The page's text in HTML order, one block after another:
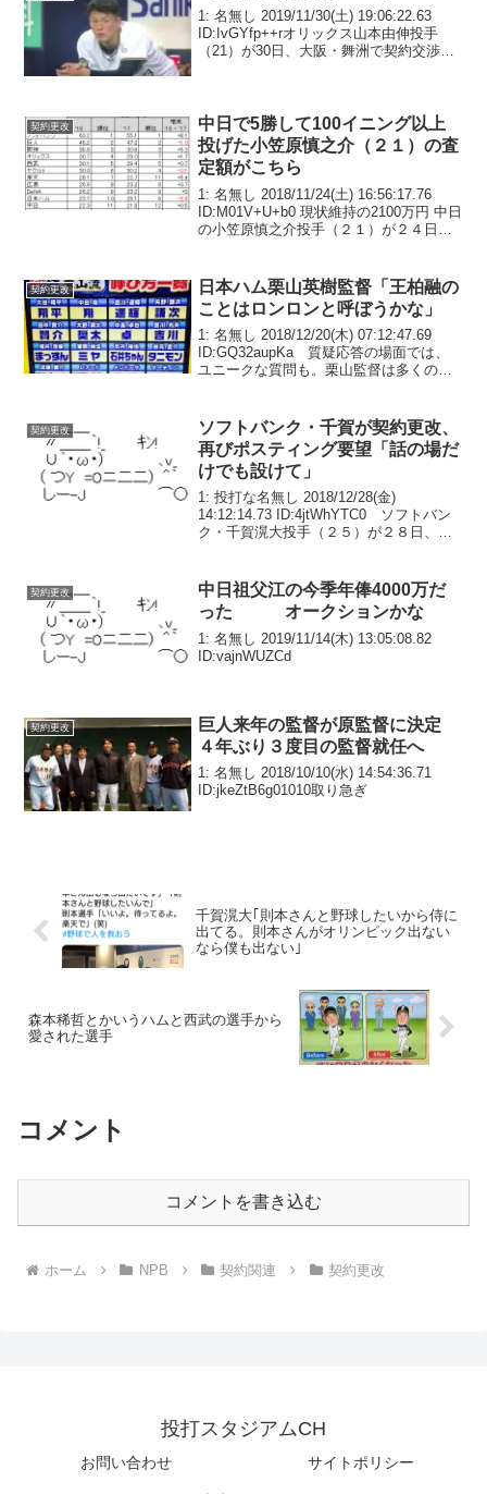
1: 名無し 2019/11/30(土) 19:06:22.63
ID:IvGYfp++rオリックス山本由伸投手
（21）が30日、大阪・舞洲で契約交渉に
契約更改
中日で5勝して100イニング以上
投げた小笠原慎之介（２１）の査
定額がこちら
1: 名無し 2018/11/24(土) 16:56:17.76
ID:M01V+U+b0 現状維持の2100万円 中日
の小笠原慎之介投手（２１）が２４日、
契約更改
日本ハム栗山英樹監督「王柏融の
ことはロンロンと呼ぼうかな」
1: 名無し 2018/12/20(木) 07:12:47.69
ID:GQ32aupKa 質疑応答の場面では、
ユニークな質問も。栗山監督は多くの選
や血縁関係の方からは...
契約更改
ソフトバンク・千賀が契約更改、
再びポスティング要望「話の場だ
けでも設けて」
1: 投打な名無し 2018/12/28(金)
14:12:14.73 ID:4jtWhYTC0 ソフトバン
ク・千賀滉大投手（２５）が２８日、ヤ
０００万円でサインした。...
契約更改
中日祖父江の今季年俸4000万だ
った オークションかな
1: 名無し 2019/11/14(木) 13:05:08.82
ID:vajnWUZCd
契約更改
巨人来年の監督が原監督に決定
４年ぶり３度目の監督就任へ
1: 名無し 2018/10/10(水) 14:54:36.71
ID:jkeZtB6g01010取り急ぎ
千賀滉大｢則本さんと野球したいから侍に
出てる。則本さんがオリンピック出ない
なら僕も出ない｣
森本稀哲とかいうハムと西武の選手から
愛された選手
コメント
コメントを書き込む
ホーム NPB 契約関連 契約更改
投打スタジアムCH
お問い合わせ サイトポリシー